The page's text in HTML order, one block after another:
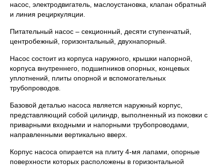
насос, электродвигатель, маслоустановка, клапан обратный
и линия рециркуляции.
Питательный насос – секционный, десяти ступенчатый,
центробежный, горизонтальный, двухнапорный.
Насос состоит из корпуса наружного, крышки напорной,
корпуса внутреннего, подшипников опорных, концевых
уплотнений, плиты опорной и вспомогательных
трубопроводов.
Базовой деталью насоса является наружный корпус,
представляющий собой цилиндр, выполненный из поковки с
приварными входными и напорными трубопроводами,
направленными вертикально вверх.
Корпус насоса опирается на плиту 4-мя лапами, опорные
поверхности которых расположены в горизонтальной